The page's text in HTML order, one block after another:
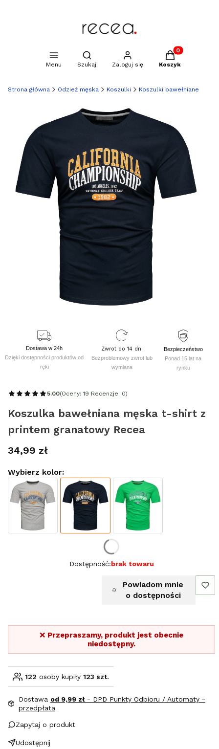
Menu
Otwórz wyszukiwarkę
Szukaj Zaloguj się
Produkty w
Koszyk
Strona główna Odzież męska Koszulki Koszulki bawełniane
Dostawa w 24h
Dzięki dostępności produktów od
ręki
Zwrot do 14 dni
Bezproblemowy zwrot lub
wymiana
Bezpieczeństwo
Ponad 15 lat na
rynku
5.00(Oceny: 19 Recenzje: 0)
Koszulka bawełniana męska t-shirt z
printem granatowy Recea
Cena
34,99 zł
Wybierz kolor:
Dostępność:brak towaru
Powiadom mnie
o dostępności
❌ Przepraszamy, produkt jest obecnie
niedostępny.
122 osoby kupiły 123 szt.
Dostawa od 9,99 zł - DPD Punkty Odbioru / Automaty -
przedpłata
Zapytaj o produkt
Udostępnij